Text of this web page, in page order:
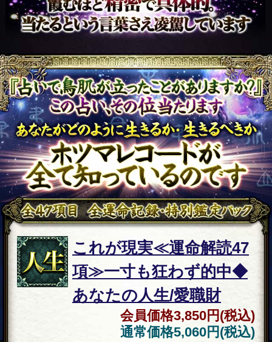
官能
欲求/性癖⇒強制露呈 ≪官
能全開◆2人が熱く絡ま
会員価格1,540円(税込)
通常価格1,980円(税込)
恋の行
方
パーフェクト論証【両想
い/交際/結婚実現7千字】
2人の相性/全現実/終
会員価格1,540円(税込)
通常価格1,980円(税込)
苦しい
恋
私と関係断ちたいの？
【最近リアルに冷たい相
手】態度の真意/進展/終
会員価格1,320円(税込)
1,650円(税込)
無関心/脈あり？【あの人
の全本音＆求める関係】
気持ち下す○月×日